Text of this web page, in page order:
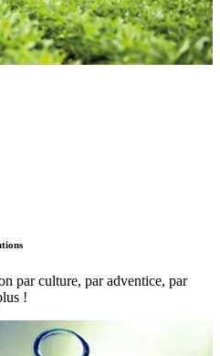
par culture, par adventice, par
!